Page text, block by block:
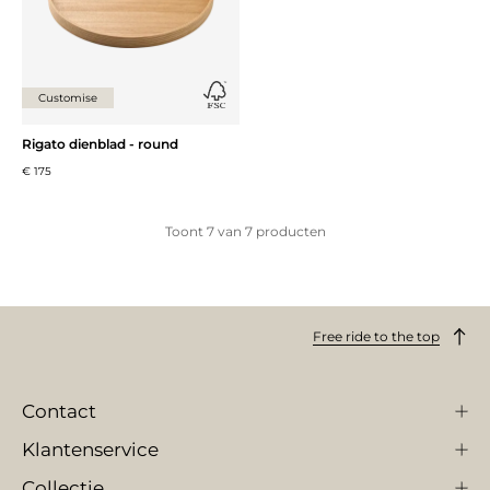
Customise
Rigato dienblad - round
€ 175
Toont 7 van 7 producten
Free ride to the top
Contact
Klantenservice